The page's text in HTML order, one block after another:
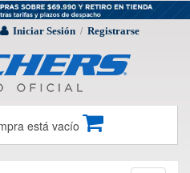
Iniciar Sesión / Registrarse
está vacío